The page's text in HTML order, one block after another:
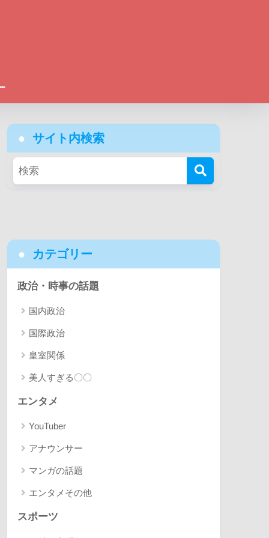
サイト内検索
カテゴリー
政治・時事の話題
国内政治
国際政治
皇室関係
美人すぎる〇〇
エンタメ
YouTuber
アナウンサー
マンガの話題
エンタメその他
スポーツ